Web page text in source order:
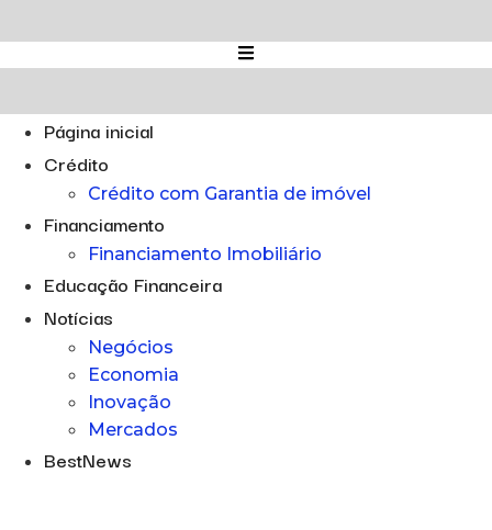
para
o
Página inicial
Crédito
Crédito com Garantia de imóvel
Financiamento
Financiamento Imobiliário
Educação Financeira
Notícias
Negócios
Economia
Inovação
Mercados
BestNews